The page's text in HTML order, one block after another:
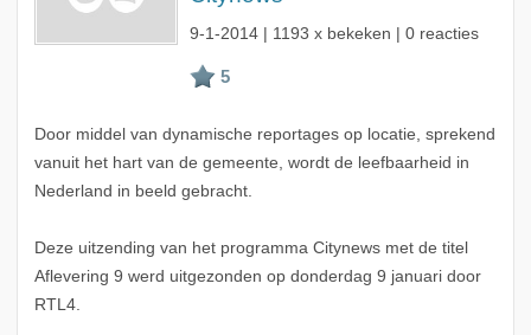
9-1-2014| 1193 x bekeken | 0 reacties
Door middel van dynamische reportages op locatie, sprekend
vanuit het hart van de gemeente, wordt de leefbaarheid in
Nederland in beeld gebracht.
Deze uitzending van het programma Citynews met de titel
Aflevering 9 werd uitgezonden op donderdag 9 januari door
RTL4.